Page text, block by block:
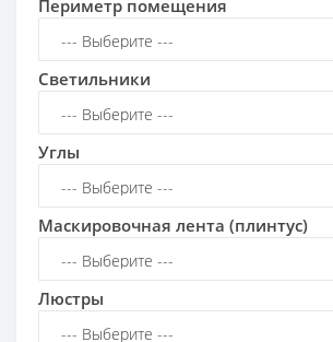
Периметр помещения
Светильники
Углы
Маскировочная лента (плинтус)
Люстры